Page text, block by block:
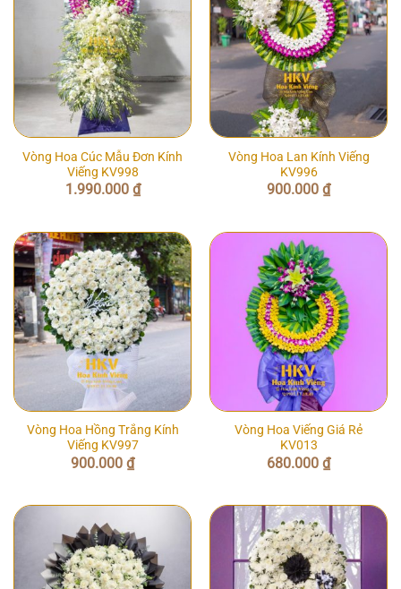
Vòng Hoa Cúc Mẫu Đơn Kính
Viếng KV998
1.990.000 ₫
Vòng Hoa Lan Kính Viếng
KV996
900.000 ₫
Vòng Hoa Hồng Trắng Kính
Viếng KV997
900.000 ₫
Vòng Hoa Viếng Giá Rẻ
KV013
680.000 ₫